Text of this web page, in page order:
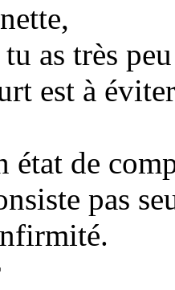
tu as très
est à
état de
pas